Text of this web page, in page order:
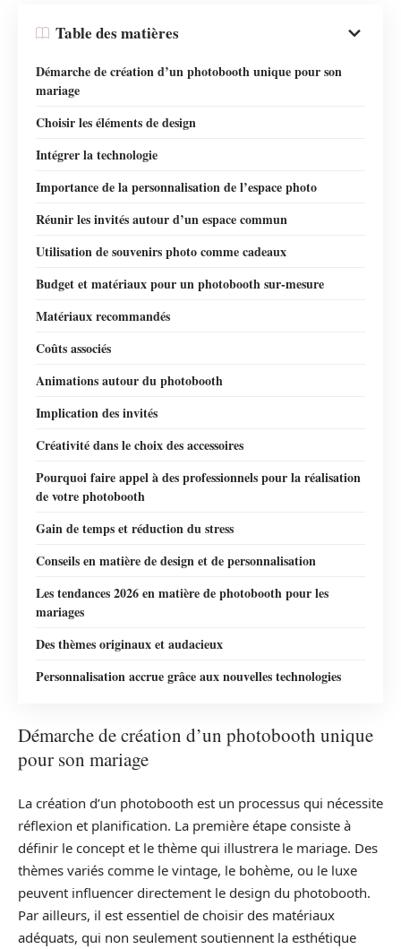
Table des matières
Démarche de création d’un photobooth unique pour son
mariage
Choisir les éléments de design
Intégrer la technologie
Importance de la personnalisation de l’espace photo
Réunir les invités autour d’un espace commun
Utilisation de souvenirs photo comme cadeaux
Budget et matériaux pour un photobooth sur-mesure
Matériaux recommandés
Coûts associés
Animations autour du photobooth
Implication des invités
Créativité dans le choix des accessoires
Pourquoi faire appel à des professionnels pour la réalisation
de votre photobooth
Gain de temps et réduction du stress
Conseils en matière de design et de personnalisation
Les tendances 2026 en matière de photobooth pour les
mariages
Des thèmes originaux et audacieux
Personnalisation accrue grâce aux nouvelles technologies
Démarche de création d’un photobooth unique
pour son mariage
La création d’un photobooth est un processus qui nécessite
réflexion et planification. La première étape consiste à
définir le concept et le thème qui illustrera le mariage. Des
thèmes variés comme le vintage, le bohème, ou le luxe
peuvent influencer directement le design du photobooth.
Par ailleurs, il est essentiel de choisir des matériaux
adéquats, qui non seulement soutiennent la esthétique